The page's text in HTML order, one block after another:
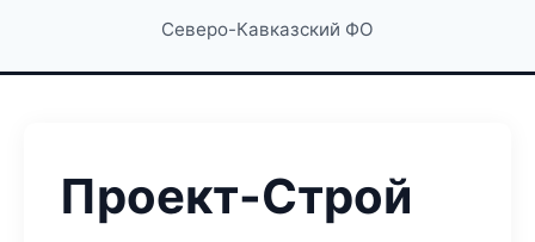
Северо-Кавказский ФО
Проект-Строй